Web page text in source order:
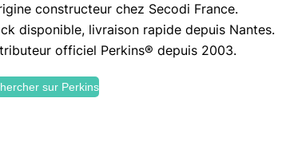
constructeur chez Secodi France.
disponible, livraison rapide depuis Nantes.
officiel Perkins® depuis 2003.
sur Perkins